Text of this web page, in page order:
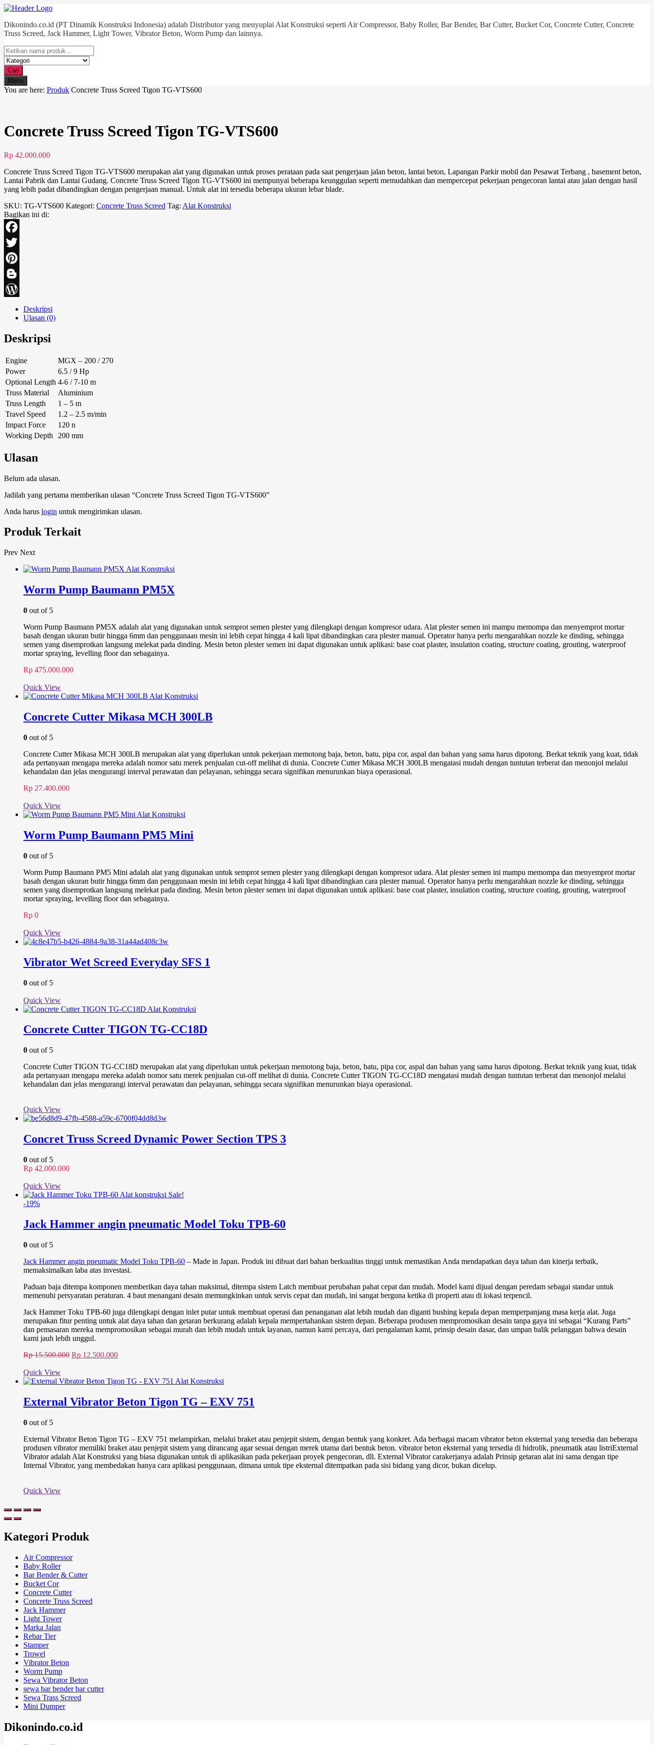
Dikonindo.co.id (PT Dinamik Konstruksi Indonesia) adalah Distributor yang menyuplai Alat Konstruksi seperti Air Compressor, Baby Roller, Bar Bender, Bar Cutter, Bucket Cor, Concrete Cutter, Concrete
Truss Screed, Jack Hammer, Light Tower, Vibrator Beton, Worm Pump dan lainnya.
Cari
Menu
You are here: Produk Concrete Truss Screed Tigon TG-VTS600
Concrete Truss Screed Tigon TG-VTS600
Rp 42.000.000
Concrete Truss Screed Tigon TG-VTS600 merupakan alat yang digunakan untuk proses perataan pada saat pengerjaan jalan beton, lantai beton, Lapangan Parkir mobil dan Pesawat Terbang , basement beton,
Lantai Pabrik dan Lantai Gudang. Concrete Truss Screed Tigon TG-VTS600 ini mempunyai beberapa keunggulan seperti memudahkan dan mempercepat pekerjaan pengecoran lantai atau jalan dengan hasil
yang lebih padat dibandingkan dengan pengerjaan manual. Untuk alat ini tersedia beberapa ukuran lebar blade.
SKU: TG-VTS600 Kategori: Concrete Truss Screed Tag: Alat Konstruksi
Bagikan ini di:
Facebook
Twitter
Pinterest
Blogger
WordPress
Deskripsi
Ulasan (0)
Deskripsi
Engine
MGX – 200 / 270
Power
6.5 / 9 Hp
Optional Length 4-6 / 7-10 m
Truss Material
Aluminium
Truss Length
1 – 5 m
Travel Speed
1.2 – 2.5 m/min
Impact Force
120 n
Working Depth
200 mm
Ulasan
Belum ada ulasan.
Jadilah yang pertama memberikan ulasan “Concrete Truss Screed Tigon TG-VTS600”
Anda harus login untuk mengirimkan ulasan.
Produk Terkait
Prev Next
Worm Pump Baumann PM5X
0 out of 5
Worm Pump Baumann PM5X adalah alat yang digunakan untuk semprot semen plester yang dilengkapi dengan kompresor udara. Alat plester semen ini mampu memompa dan menyemprot mortar
basah dengan ukuran butir hingga 6mm dan penggunaan mesin ini lebih cepat hingga 4 kali lipat dibandingkan cara plester manual. Operator hanya perlu mengarahkan nozzle ke dinding, sehingga
semen yang disemprotkan langsung melekat pada dinding. Mesin beton plester semen ini dapat digunakan untuk aplikasi: base coat plaster, insulation coating, structure coating, grouting, waterproof
mortar spraying, levelling floor dan sebagainya.
Rp 475.000.000
Quick View
Concrete Cutter Mikasa MCH 300LB
0 out of 5
Concrete Cutter Mikasa MCH 300LB merupakan alat yang diperlukan untuk pekerjaan memotong baja, beton, batu, pipa cor, aspal dan bahan yang sama harus dipotong. Berkat teknik yang kuat, tidak
ada pertanyaan mengapa mereka adalah nomor satu merek penjualan cut-off melihat di dunia. Concrete Cutter Mikasa MCH 300LB mengatasi mudah dengan tuntutan terberat dan menonjol melalui
kehandalan dan jelas mengurangi interval perawatan dan pelayanan, sehingga secara signifikan menurunkan biaya operasional.
Rp 27.400.000
Quick View
Worm Pump Baumann PM5 Mini
0 out of 5
Worm Pump Baumann PM5 Mini adalah alat yang digunakan untuk semprot semen plester yang dilengkapi dengan kompresor udara. Alat plester semen ini mampu memompa dan menyemprot mortar
basah dengan ukuran butir hingga 6mm dan penggunaan mesin ini lebih cepat hingga 4 kali lipat dibandingkan cara plester manual. Operator hanya perlu mengarahkan nozzle ke dinding, sehingga
semen yang disemprotkan langsung melekat pada dinding. Mesin beton plester semen ini dapat digunakan untuk aplikasi: base coat plaster, insulation coating, structure coating, grouting, waterproof
mortar spraying, levelling floor dan sebagainya.
Rp 0
Quick View
Vibrator Wet Screed Everyday SFS 1
0 out of 5
Quick View
Concrete Cutter TIGON TG-CC18D
0 out of 5
Concrete Cutter TIGON TG-CC18D merupakan alat yang diperlukan untuk pekerjaan memotong baja, beton, batu, pipa cor, aspal dan bahan yang sama harus dipotong. Berkat teknik yang kuat, tidak
ada pertanyaan mengapa mereka adalah nomor satu merek penjualan cut-off melihat di dunia. Concrete Cutter TIGON TG-CC18D mengatasi mudah dengan tuntutan terberat dan menonjol melalui
kehandalan dan jelas mengurangi interval perawatan dan pelayanan, sehingga secara signifikan menurunkan biaya operasional.
Quick View
Concret Truss Screed Dynamic Power Section TPS 3
0 out of 5
Rp 42.000.000
Quick View
Sale!
-19%
Jack Hammer angin pneumatic Model Toku TPB-60
0 out of 5
Jack Hammer angin pneumatic Model Toku TPB-60 – Made in Japan. Produk ini dibuat dari bahan berkualitas tinggi untuk memastikan Anda mendapatkan daya tahan dan kinerja terbaik,
memaksimalkan laba atas investasi.
Paduan baja ditempa komponen memberikan daya tahan maksimal, ditempa sistem Latch membuat perubahan pahat cepat dan mudah. Model kami dijual dengan peredam sebagai standar untuk
memenuhi persyaratan peraturan. 4 baut menangani desain memungkinkan untuk servis cepat dan mudah, ini sangat berguna ketika di properti atau di lokasi terpencil.
Jack Hammer Toku TPB-60 juga dilengkapi dengan inlet putar untuk membuat operasi dan penanganan alat lebih mudah dan diganti bushing kepala depan memperpanjang masa kerja alat. Juga
merupakan fitur penting untuk alat daya tahan dan getaran berkurang adalah kepala mempertahankan sistem depan. Beberapa produsen mempromosikan desain tanpa gaya ini sebagai “Kurang Parts”
dan pemasaran mereka mempromosikan sebagai murah dan lebih mudah untuk layanan, namun kami percaya, dari pengalaman kami, prinsip desain dasar, dan umpan balik pelanggan bahwa desain
kami jauh lebih unggul.
Rp15.500.000 Harga
Rp 15.500.000.
Rp 12.500.000Harga
adalah:
Quick View
External Vibrator Beton Tigon TG – EXV 751
0 out of 5
External Vibrator Beton Tigon TG – EXV 751 melampirkan, melalui braket atau penjepit sistem, dengan bentuk yang konkret. Ada berbagai macam vibrator beton eksternal yang tersedia dan beberapa
produsen vibrator memiliki braket atau penjepit sistem yang dirancang agar sesuai dengan merek utama dari bentuk beton. vibrator beton eksternal yang tersedia di hidrolik, pneumatik atau listriExternal
Vibrator adalah Alat Konstruksi yang biasa digunakan untuk di aplikasikan pada pekerjaan proyek pengecoran, dll. External Vibrator carakerjanya adalah Prinsip getaran alat ini sama dengan tipe
Internal Vibrator, yang membedakan hanya cara aplikasi penggunaan, dimana untuk tipe eksternal ditempatkan pada sisi bidang yang dicor, bukan dicelup.
Quick View
Kategori Produk
Air Compressor
Baby Roller
Bar Bender & Cutter
Bucket Cor
Concrete Cutter
Concrete Truss Screed
Jack Hammer
Light Tower
Marka Jalan
Rebar Tier
Stamper
Trowel
Vibrator Beton
Worm Pump
Sewa Vibrator Beton
sewa bar bender bar cutter
Sewa Trass Screed
Mini Dumper
Dikonindo.co.id